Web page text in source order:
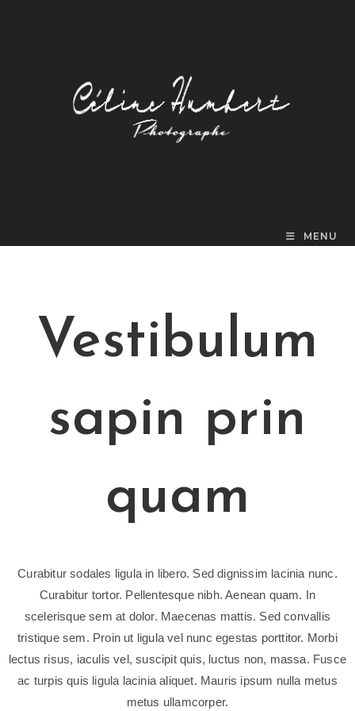
MENU
Vestibulum
sapin prin
quam
Curabitur sodales ligula in libero. Sed dignissim lacinia nunc.
Curabitur tortor. Pellentesque nibh. Aenean quam. In
scelerisque sem at dolor. Maecenas mattis. Sed convallis
tristique sem. Proin ut ligula vel nunc egestas porttitor. Morbi
lectus risus, iaculis vel, suscipit quis, luctus non, massa. Fusce
ac turpis quis ligula lacinia aliquet. Mauris ipsum nulla metus
metus ullamcorper.